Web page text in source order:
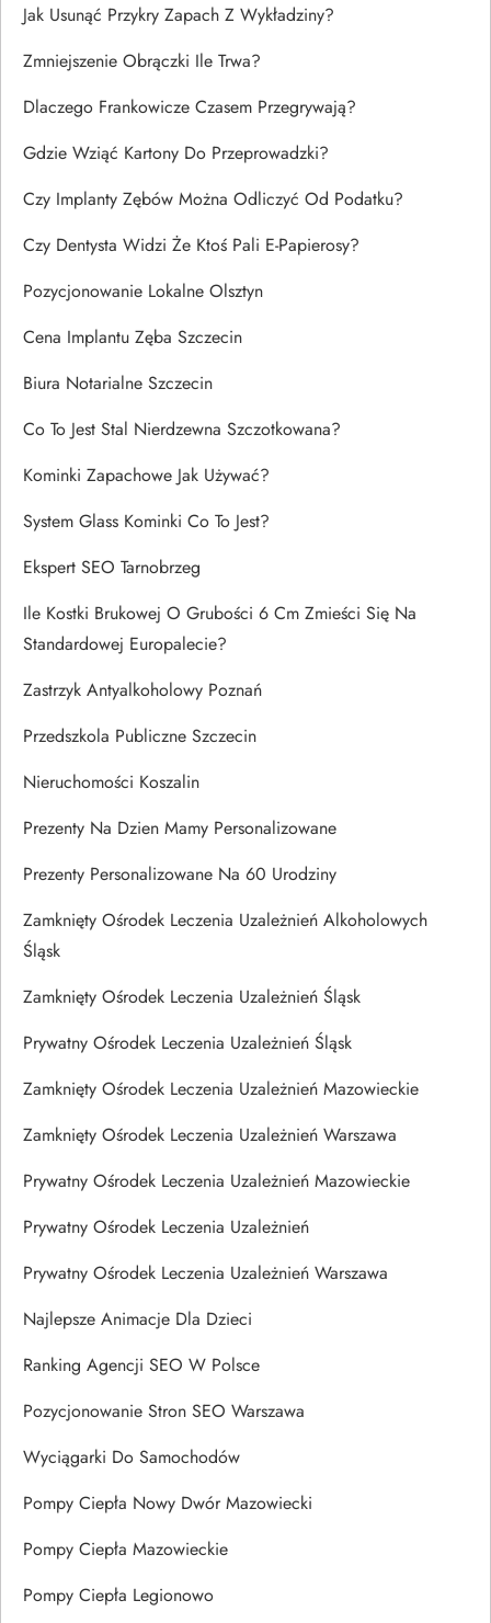
Jak Usunąć Przykry Zapach Z Wykładziny?
Zmniejszenie Obrączki Ile Trwa?
Dlaczego Frankowicze Czasem Przegrywają?
Gdzie Wziąć Kartony Do Przeprowadzki?
Czy Implanty Zębów Można Odliczyć Od Podatku?
Czy Dentysta Widzi Że Ktoś Pali E-Papierosy?
Pozycjonowanie Lokalne Olsztyn
Cena Implantu Zęba Szczecin
Biura Notarialne Szczecin
Co To Jest Stal Nierdzewna Szczotkowana?
Kominki Zapachowe Jak Używać?
System Glass Kominki Co To Jest?
Ekspert SEO Tarnobrzeg
Ile Kostki Brukowej O Grubości 6 Cm Zmieści Się Na
Standardowej Europalecie?
Zastrzyk Antyalkoholowy Poznań
Przedszkola Publiczne Szczecin
Nieruchomości Koszalin
Prezenty Na Dzien Mamy Personalizowane
Prezenty Personalizowane Na 60 Urodziny
Zamknięty Ośrodek Leczenia Uzależnień Alkoholowych
Śląsk
Zamknięty Ośrodek Leczenia Uzależnień Śląsk
Prywatny Ośrodek Leczenia Uzależnień Śląsk
Zamknięty Ośrodek Leczenia Uzależnień Mazowieckie
Zamknięty Ośrodek Leczenia Uzależnień Warszawa
Prywatny Ośrodek Leczenia Uzależnień Mazowieckie
Prywatny Ośrodek Leczenia Uzależnień
Prywatny Ośrodek Leczenia Uzależnień Warszawa
Najlepsze Animacje Dla Dzieci
Ranking Agencji SEO W Polsce
Pozycjonowanie Stron SEO Warszawa
Wyciągarki Do Samochodów
Pompy Ciepła Nowy Dwór Mazowiecki
Pompy Ciepła Mazowieckie
Pompy Ciepła Legionowo